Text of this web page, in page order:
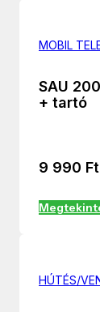
MOBIL
SAU
+ tartó
9 990 Ft
HÚTÉS/